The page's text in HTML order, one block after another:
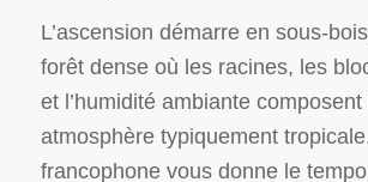
L’ascension démarre en sous-
forêt dense où les racines, les
et l’humidité ambiante composent
atmosphère typiquement
francophone vous donne le